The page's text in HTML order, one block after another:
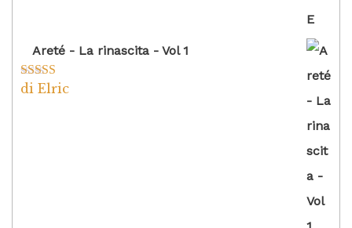
Areté - La rinascita - Vol 1
Valutato5
di Elric